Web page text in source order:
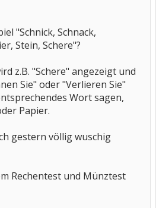
"Schnick, Schnack,
Stein, Schere"?
z.B. "Schere" angezeigt und
Sie" oder "Verlieren Sie"
Wort sagen,
Papier.
gestern völlig wuschig
Rechentest und Münztest